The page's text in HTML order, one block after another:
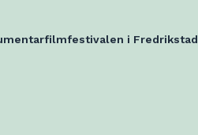
i Fredrikstad